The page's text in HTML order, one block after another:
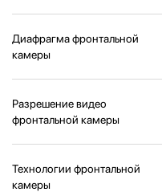
Диафрагма фронтальной
камеры
Разрешение видео
фронтальной камеры
Технологии фронтальной
камеры